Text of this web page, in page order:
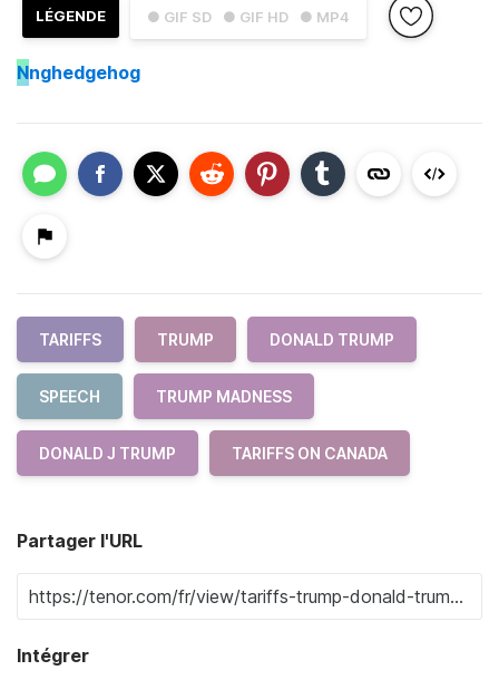
● GIF SD ● GIF HD ● MP4
LÉGENDE
Nnghedgehog
TARIFFS TRUMP DONALD TRUMP
SPEECH TRUMP MADNESS
DONALD J TRUMP TARIFFS ON CANADA
Partager l'URL
Intégrer